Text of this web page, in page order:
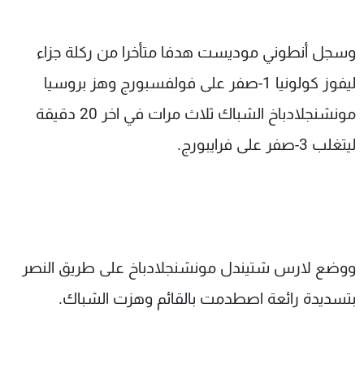
وسجل أنطوني موديست هدفا متأخرا من ركلة جزاء
ليفوز كولونيا 1-صفر على فولفسبورج وهز بروسيا
مونشنجلادباخ الشباك ثلاث مرات في اخر 20 دقيقة
ليتغلب 3-صفر على فرايبورج.
ووضع لارس شتيندل مونشنجلادباخ على طريق النصر
بتسديدة رائعة اصطدمت بالقائم وهزت الشباك.